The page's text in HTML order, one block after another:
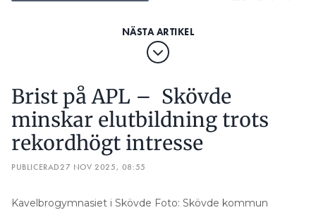
Brist på APL – Skövde
minskar elutbildning trots
rekordhögt intresse
PUBLICERAD27 NOV 2025, 08:55
Kavelbrogymnasiet i Skövde Foto: Skövde kommun